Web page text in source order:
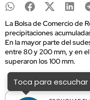
La Bolsa de Comercio de
precipitaciones
En la mayor parte del
entre 80 y 200 mm, y en
superaron los 100 mm.
Toca para escuchar